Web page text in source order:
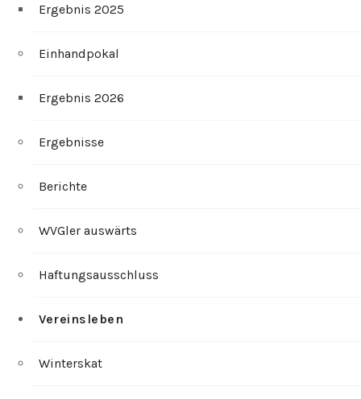
Ergebnis 2025
Einhandpokal
Ergebnis 2026
Ergebnisse
Berichte
WVGler auswärts
Haftungsausschluss
Vereinsleben
Winterskat